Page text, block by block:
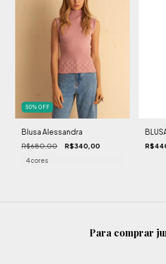
50% OFF
Blusa Alessandra
R$680,00 R$340,00
4 cores
Para comprar